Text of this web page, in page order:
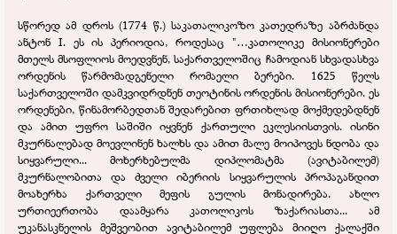
სწორედ ამ დროს (1774 წ.) საკათალიკოზო კათედრაზე აბრძანდა
ანტონ I. ეს ის პერიოდია, როდესაც "…კათოლიკე მისიონერები
მთელს მსოფლიოს მოედვნენ, საქართველოშიც ჩამოდიან სხვადასხვა
ორდენის წარმომადგენელი რომაელი ბერები. 1625 წელს
საქართველოში დამკვიდრდნენ თეოტინის ორდენის მისიონერები. ეს
ორდენები, წინამორბედთან შედარებით ფრთიხლად მოქმედებდნენ
და ამით უფრო საშიში იყვნენ ქართული ეკლესიისთვის. ისინი
მკურნალებად მოევლინენ ხალხს და ამით მალე მოიპოვეს ნდობა და
სიყვარული... მოხერხებულმა დიპლომატმა (ავიტაბილემ)
მკურნალობითა და ძველი იბერიის სიყვარულის პროპაგანდით
მოახერხა ქართველი მეფის გულის მონადირება. ახლო
ურთიეერთობა დაამყარა კათოლიკოს ზაქარიასთა... ამ
უკანასკნელის მეშვეობით ავიტაბილემ უფლება მიიღო ქალაქში